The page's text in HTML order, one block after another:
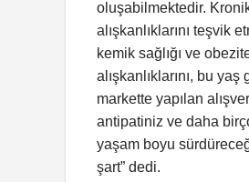
oluşabilmektedir. Kronik
alışkanlıklarını teşvik
kemik sağlığı ve
alışkanlıklarını, bu
markette yapılan
antipatiniz ve daha
yaşam boyu
şart” dedi.